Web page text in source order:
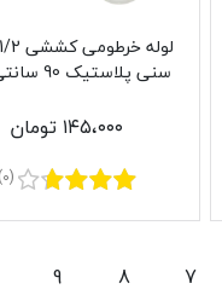
سنی پلاستیک 90 سانتی متر
۱۴۵،۰۰۰ تومان
(0)
7
8
9